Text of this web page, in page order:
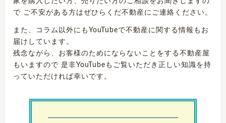
で ご不安がある方はぜひらくだ不動産にご連絡ください。
また、コラム以外にもYouTubeで不動産に関する情報もお
届けしています。
残念ながら、お客様のためにならないことをする不動産屋
もいますので 是非YouTubeもご覧いただき正しい知識を持
っていただければ幸いです。